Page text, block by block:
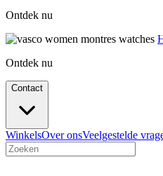
Ontdek nu
Ontdek nu
Contact
WinkelsOver onsVeelgestelde